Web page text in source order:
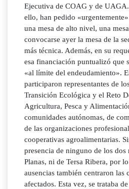
Ejecutiva de COAG y de
ello, han pedido
una mesa de alto nivel, una
convocarse ayer la mesa de la
más técnica. Además, en su
esa financiación puntualizó que
«al límite del endeudamiento».
participaron representantes de
Transición Ecológica y el Reto
Agricultura, Pesca y
comunidades autónomas, de
de las organizaciones
cooperativas agroalimentarias.
presencia de ninguno de los
Planas, ni de Tersa Ribera, por
ausencias también centraron las
afectados. Esta vez, se trataba